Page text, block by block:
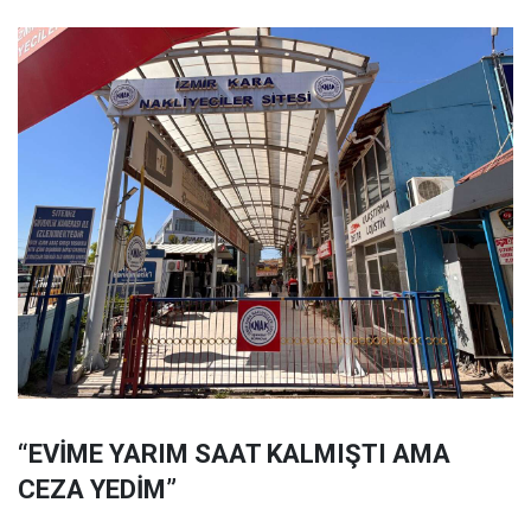
“EVİME YARIM SAAT KALMIŞTI AMA
CEZA YEDİM”